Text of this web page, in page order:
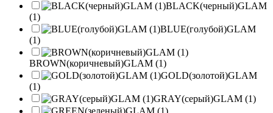
BLACK(черный)GLAM
(1)
BLUE(голубой)GLAM
(1)
BROWN(коричневый)GLAM (1)
GOLD(золотой)GLAM
(1)
GRAY(серый)GLAM (1)